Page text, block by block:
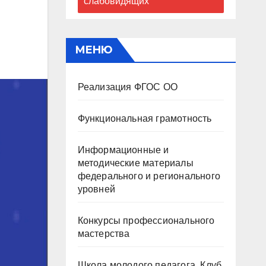
МЕНЮ
Реализация ФГОС ОО
Функциональная грамотность
Информационные и
методические материалы
федерального и регионального
уровней
Конкурсы профессионального
мастерства